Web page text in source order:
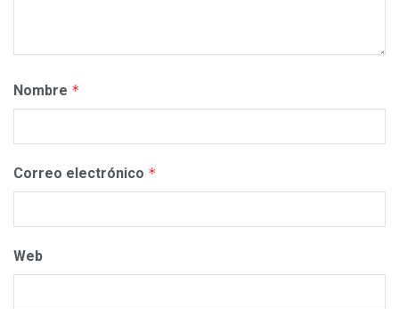
Nombre *
Correo electrónico *
Web